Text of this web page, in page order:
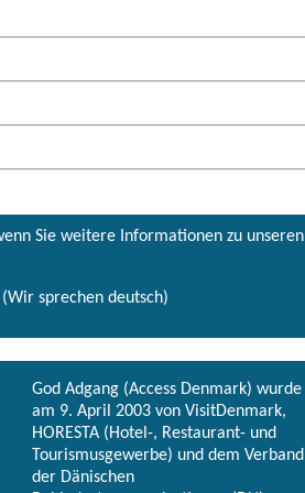
Sie weitere Informationen zu unseren
sprechen deutsch)
God Adgang (Access Denmark) wurde
am 9. April 2003 von VisitDenmark,
HORESTA (Hotel-, Restaurant- und
Tourismusgewerbe) und dem Verband
der Dänischen